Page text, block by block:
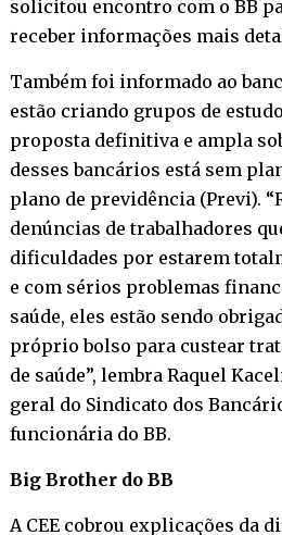
solicitou encontro com o BB
receber informações mais
Também foi informado ao
estão criando grupos de
proposta definitiva e ampla
desses bancários está sem
plano de previdência (Previ).
denúncias de trabalhadores
dificuldades por estarem
e com sérios problemas
saúde, eles estão sendo
próprio bolso para custear
de saúde”, lembra Raquel
geral do Sindicato dos
funcionária do BB.
Big Brother do BB
A CEE cobrou explicações da